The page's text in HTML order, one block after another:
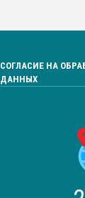
СОГЛАСИЕ НА
ДАННЫХ